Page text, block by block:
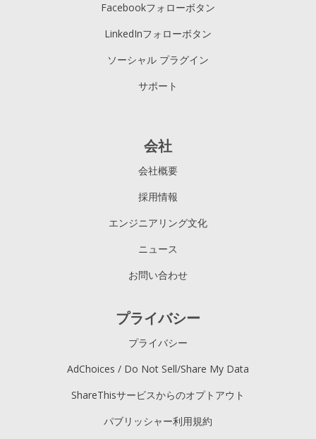
Facebookフォローボタン
LinkedInフォローボタン
ソーシャル プラグイン
サポート
会社
会社概要
採用情報
エンジニアリング文化
ニュース
お問い合わせ
プライバシー
プライバシー
AdChoices / Do Not Sell/Share My Data
ShareThisサービスからのオプトアウト
パブリッシャー利用規約